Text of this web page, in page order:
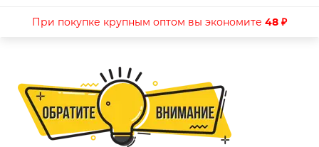
При покупке крупным оптом вы экономите 48 ₽